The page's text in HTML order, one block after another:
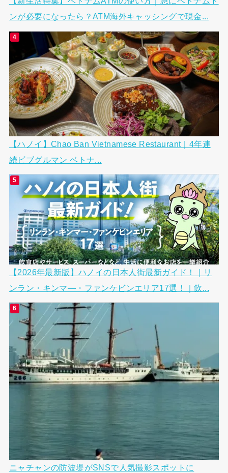
ンが必要になったら？ATM海外キャッシングで現金...
【ハノイ】Chao Ban Vietnamese Restaurant｜4年連
続ビブグルマン ベトナ...
【2026年最新版】ハノイの日本人街最新ガイド！｜リ
ンラン・キンマ―・ファンケビンエリア17選！｜飲...
ニャチャンの防波堤がSNSで人気撮影スポットに